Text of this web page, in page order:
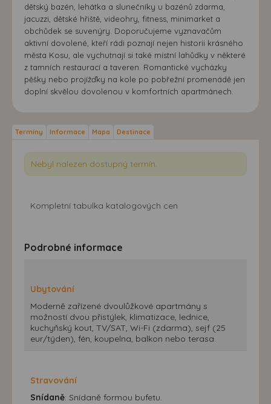
dětský bazén, lehátka a slunečníky u bazénů zdarma,
jacuzzi, dětské hřiště, videohry, fitness, minimarket a
obchůdek se suvenýry. Doporučujeme vyznavačům
aktivní dovolené, kteří rádi poznají nejen historii krásného
města Kosu, ale vychutnají si také místní lahůdky v některé
z tamních restaurací a taveren. Romantické vycházky
pěšky nebo projížďky na kole po pobřežní promenádě jen
doplní skvělou dovolenou v komfortních apartmánech.
Termíny Informace Mapa Destinace
Nebyl nalezen dostupný termín.
Kompletní tabulka katalogových cen
Podrobné informace
Ubytování
Moderně zařízené dvoulůžkové apartmány s
možností dvou přistýlek, klimatizace, lednice,
kuchyňský kout, TV/SAT, Wi-Fi (zdarma), sejf (25
eur/týden), fén, koupelna, balkon nebo terasa.
Stravování
Snídaně: Snídaně formou bufetu.